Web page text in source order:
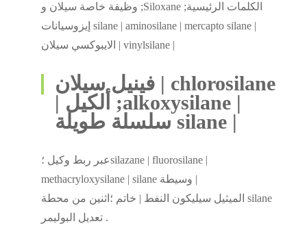
وظيفة خاصة سيلان و ;Siloxane ;الكلمات الرئيسية
إيزوسيانات silane | aminosilane | mercapto silane |
الايبوكسي سيلان | vinylsilane |
فينيل سيلان | chlorosilane
| ألكيل ;alkoxysilane |
سلسلة طويلة silane |
عبر ربط وكيل ؛silazane | fluorosilane |
methacryloxysilane | silane وسيطة |
الميثيل سيليكون النفط | خاتم ؛اثنين من محطة silane
تعديل البوليمر .